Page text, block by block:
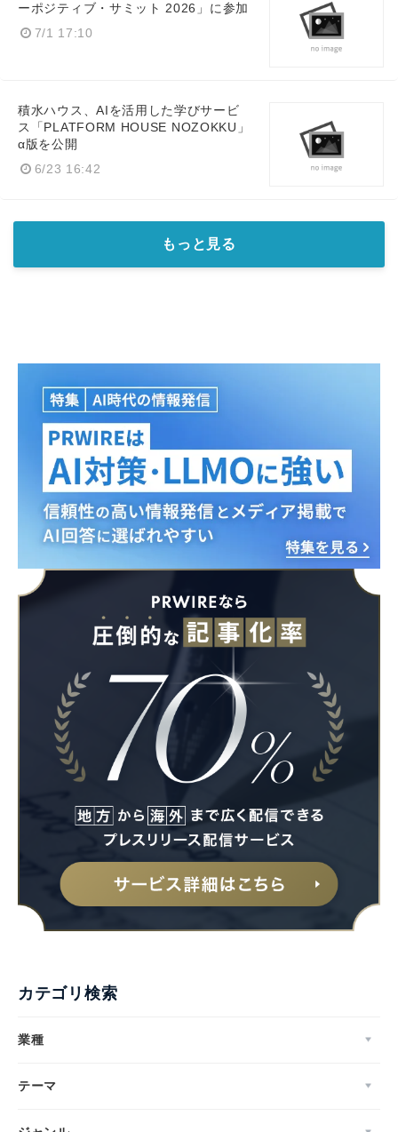
ーポジティブ・サミット 2026」に参加
7/1 17:10
積水ハウス、AIを活用した学びサービ
ス「PLATFORM HOUSE NOZOKKU」
α版を公開
6/23 16:42
もっと見る
カテゴリ検索
業種
テーマ